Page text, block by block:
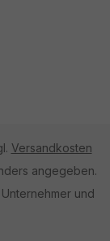
Versandkosten
angegeben.
und